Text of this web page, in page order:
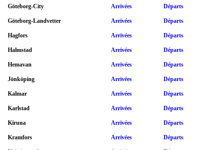
Göteborg-City Arrivées Départs
Göteborg-Landvetter Arrivées Départs
Hagfors Arrivées Départs
Halmstad Arrivées Départs
Hemavan Arrivées Départs
Jönköping Arrivées Départs
Kalmar Arrivées Départs
Karlstad Arrivées Départs
Kiruna Arrivées Départs
Kramfors Arrivées Départs